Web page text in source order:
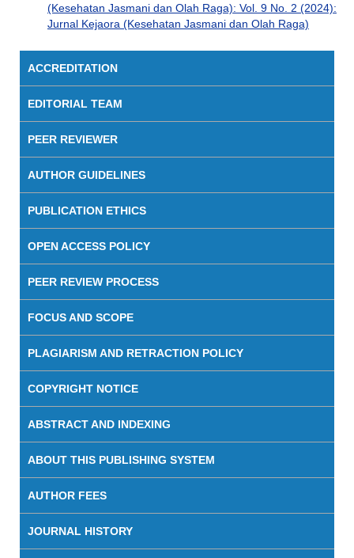
(Kesehatan Jasmani dan Olah Raga): Vol. 9 No. 2 (2024):
Jurnal Kejaora (Kesehatan Jasmani dan Olah Raga)
ACCREDITATION
EDITORIAL TEAM
PEER REVIEWER
AUTHOR GUIDELINES
PUBLICATION ETHICS
OPEN ACCESS POLICY
PEER REVIEW PROCESS
FOCUS AND SCOPE
PLAGIARISM AND RETRACTION POLICY
COPYRIGHT NOTICE
ABSTRACT AND INDEXING
ABOUT THIS PUBLISHING SYSTEM
AUTHOR FEES
JOURNAL HISTORY